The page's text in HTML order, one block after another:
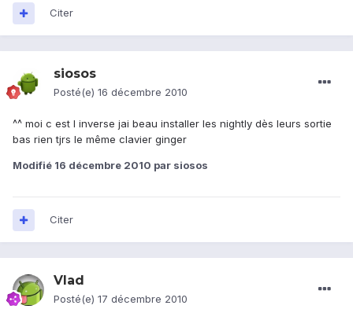
Citer
siosos
Posté(e) 16 décembre 2010
^^ moi c est l inverse jai beau installer les nightly dès leurs sortie
bas rien tjrs le même clavier ginger
Modifié 16 décembre 2010 par siosos
Citer
Vlad
Posté(e) 17 décembre 2010